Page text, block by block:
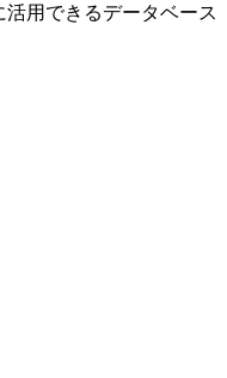
用できるデータベース